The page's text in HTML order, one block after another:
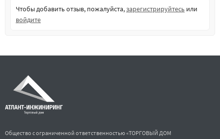
Чтобы добавить отзыв, пожалуйста,зарегистрируйтесь или
войдите
Общество с ограниченной ответственностью «ТОРГОВЫЙ ДОМ